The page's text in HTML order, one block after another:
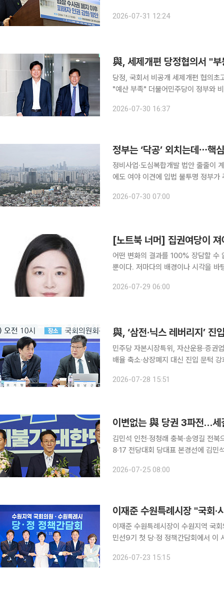
이후 피해자 인권 강화 방안' 토론회
2026-07-31 12:24
與, 세제개편 당정협의서 "
당정, 국회서 비공개 세제개편 협의
"예산 부족" 더불어민주당이 정부와 비공개 당정협의회를 열고 부동산 보유세 강화 방안에 대한 우
정경제부는 30일 오전 국회 의원회
2026-07-30 16:37
정부는 ‘닥공’ 외치는데⋯핵
정비사업·도심복합개발 법안 줄줄이
에도 여야 이견에 입법 불투명 정부가 주택 공급 확대를 핵심 부동산 정책으로 내세우고 있지만 정
하는 정비사업 법안부터 도심 복합개
2026-07-30 07:00
[노트북 너머] 집권여당이
어떤 변화의 결과를 100% 장담할 수
뿐이다. 저마다의 배경이나 시각을
수 있다. 그렇기에 정당이 만들어
2026-07-29 06:00
민주당 자본시장특위, 자산운용·증
배율 축소·상장폐지 대신 진입 문턱
거래 문턱을 추가로 높이는 방안을 검
2026-07-28 15:51
이변없는 與 당권 3파전…세
김민석 인천·정청래 충북·송영길 전북으로‘
8·17 전당대회 당대표 본경선에 김민
는 ‘신천지 개입설’을 둔 계파 갈등이
2026-07-25 08:00
이재준 수원특례시장이 수원지역 국
민선9기 첫 당·정 정책간담회에서 이
2026-07-23 15:15